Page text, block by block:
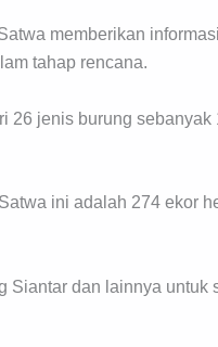
memberikan
tahap rencana.
26 jenis burung sebanyak
ini adalah 274 ekor
Siantar dan lainnya untuk